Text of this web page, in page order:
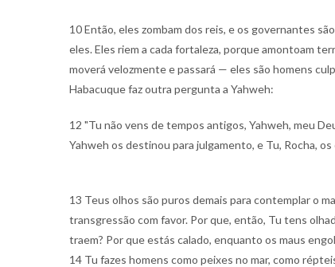
10 Então, eles zombam dos reis, e os governantes
eles. Eles riem a cada fortaleza, porque amontoam
moverá velozmente e passará — eles são homens
Habacuque faz outra pergunta a Yahweh:
12 "Tu não vens de tempos antigos, Yahweh, meu
Yahweh os destinou para julgamento, e Tu, Rocha,
13 Teus olhos são puros demais para contemplar o
transgressão com favor. Por que, então, Tu tens
traem? Por que estás calado, enquanto os maus
14 Tu fazes homens como peixes no mar, como